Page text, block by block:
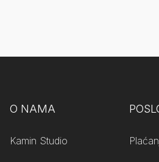
O NAMA
Kamin Studio